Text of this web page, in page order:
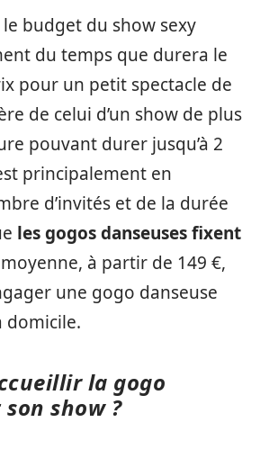
budget du show sexy
du temps que durera le
pour un petit spectacle de
de celui d’un show de plus
pouvant durer jusqu’à 2
principalement en
d’invités et de la durée
les gogos danseuses fixent
à partir de 149 €,
une gogo danseuse
domicile.
la gogo
show ?